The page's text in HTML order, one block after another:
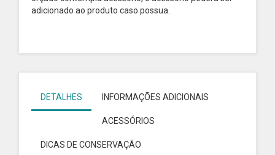
adicionado ao produto caso possua.
DETALHES INFORMAÇÕES ADICIONAIS
ACESSÓRIOS
DICAS DE CONSERVAÇÃO